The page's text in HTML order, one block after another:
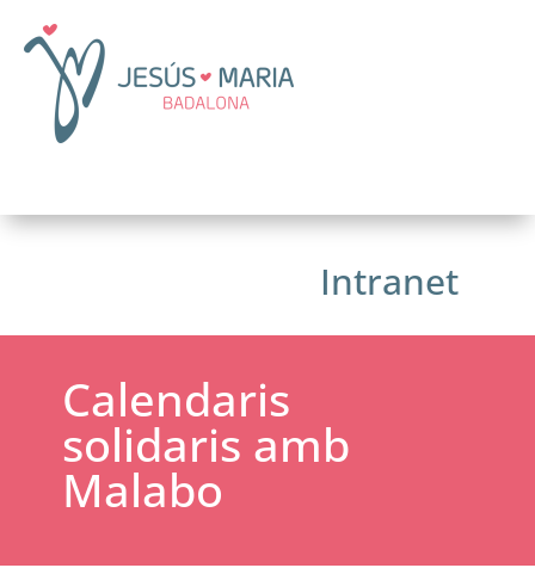
Intranet
Calendaris
solidaris amb
Malabo